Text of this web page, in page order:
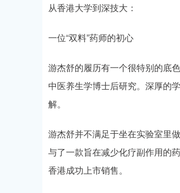
从香港大学到深技大：
一位“双料”药师的初心
游杰舒的履历有一个很特别的底
中医养生学博士后研究。深厚的
解。
游杰舒并不满足于坐在实验室里
与了一款旨在减少化疗副作用的
香港成功上市销售。